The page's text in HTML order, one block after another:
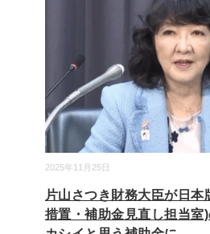
2025年11月25日
片山さつき財務大臣が日本
措置・補助金見直し担当室